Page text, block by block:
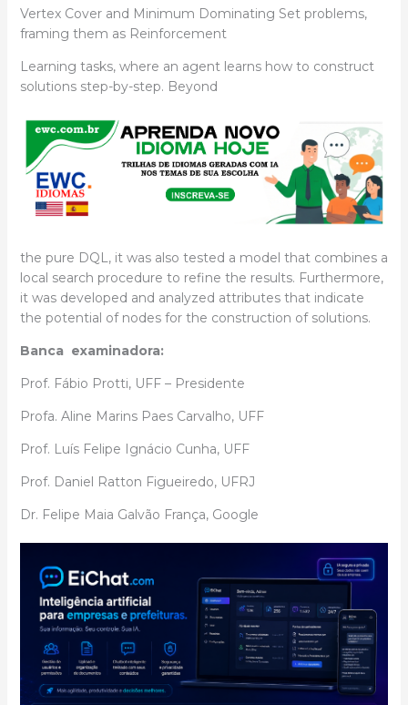
Vertex Cover and Minimum Dominating Set problems,
framing them as Reinforcement
Learning tasks, where an agent learns how to construct
solutions step-by-step. Beyond
the pure DQL, it was also tested a model that combines a
local search procedure to refine the results. Furthermore,
it was developed and analyzed attributes that indicate
the potential of nodes for the construction of solutions.
Banca examinadora:
Prof. Fábio Protti, UFF – Presidente
Profa. Aline Marins Paes Carvalho, UFF
Prof. Luís Felipe Ignácio Cunha, UFF
Prof. Daniel Ratton Figueiredo, UFRJ
Dr. Felipe Maia Galvão França, Google